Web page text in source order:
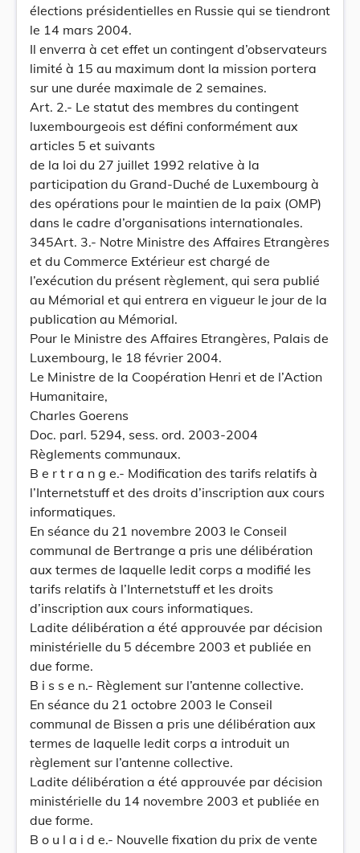
élections présidentielles en Russie qui se tiendront
le 14 mars 2004.
Il enverra à cet effet un contingent d’observateurs
limité à 15 au maximum dont la mission portera
sur une durée maximale de 2 semaines.
Art. 2.- Le statut des membres du contingent
luxembourgeois est défini conformément aux
articles 5 et suivants
de la loi du 27 juillet 1992 relative à la
participation du Grand-Duché de Luxembourg à
des opérations pour le maintien de la paix (OMP)
dans le cadre d’organisations internationales.
345Art. 3.- Notre Ministre des Affaires Etrangères
et du Commerce Extérieur est chargé de
l’exécution du présent règlement, qui sera publié
au Mémorial et qui entrera en vigueur le jour de la
publication au Mémorial.
Pour le Ministre des Affaires Etrangères, Palais de
Luxembourg, le 18 février 2004.
Le Ministre de la Coopération Henri et de l’Action
Humanitaire,
Charles Goerens
Doc. parl. 5294, sess. ord. 2003-2004
Règlements communaux.
B e r t r a n g e.- Modification des tarifs relatifs à
l’Internetstuff et des droits d’inscription aux cours
informatiques.
En séance du 21 novembre 2003 le Conseil
communal de Bertrange a pris une délibération
aux termes de laquelle ledit corps a modifié les
tarifs relatifs à l’Internetstuff et les droits
d’inscription aux cours informatiques.
Ladite délibération a été approuvée par décision
ministérielle du 5 décembre 2003 et publiée en
due forme.
B i s s e n.- Règlement sur l’antenne collective.
En séance du 21 octobre 2003 le Conseil
communal de Bissen a pris une délibération aux
termes de laquelle ledit corps a introduit un
règlement sur l’antenne collective.
Ladite délibération a été approuvée par décision
ministérielle du 14 novembre 2003 et publiée en
due forme.
B o u l a i d e.- Nouvelle fixation du prix de vente